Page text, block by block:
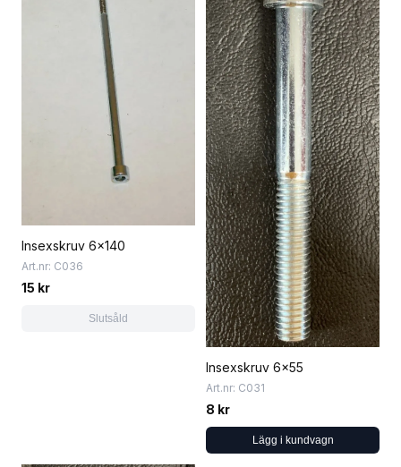
Insexskruv 6x140
Art.nr: C036
15 kr
Slutsåld
Insexskruv 6x55
Art.nr: C031
8 kr
Lägg i kundvagn